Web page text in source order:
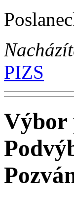
PIZS
Výbor